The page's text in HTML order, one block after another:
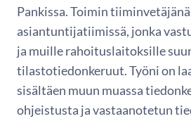
Pankissa. Toimin
asiantuntijatiimissä, jonka
ja muille rahoituslaitoksille
tilastotiedonkeruut. Työni on
sisältäen muun muassa
ohjeistusta ja vastaanotetun